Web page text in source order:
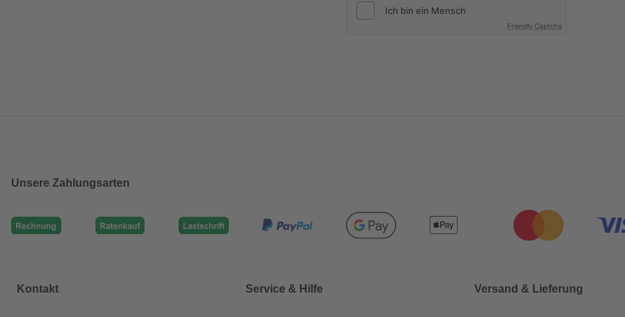
Friendly Captcha
Unsere Zahlungsarten
Kontakt Service & Hilfe Versand & Lieferung